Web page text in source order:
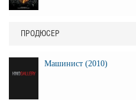
ПРОДЮСЕР
Машинист (2010)